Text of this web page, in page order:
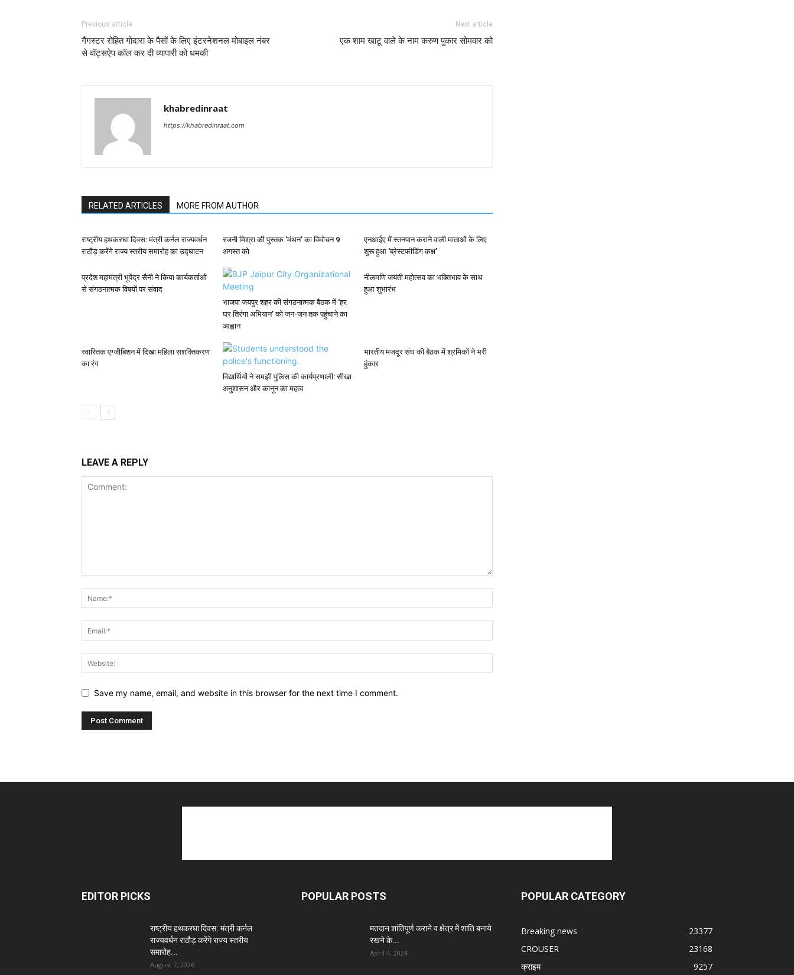
Previous article
गैंगस्टर रोहित गोदारा के पैसों के लिए इंटरनेशनल मोबाइल नंबर
से वॉट्सऐप कॉल कर दी व्यापारी को धमकी
Next article
एक शाम खाटू वाले के नाम करुण पुकार सोमवार को
khabredinraat
https://khabredinraat.com
RELATED ARTICLES MORE FROM AUTHOR
राष्ट्रीय हथकरघा दिवस: मंत्री कर्नल राज्यवर्धन
राठौड़ करेंगे राज्य स्तरीय समारोह का उद्घाटन
रजनी मिश्रा की पुस्तक ‘मंथन’ का विमोचन 9
अगस्त को
एनआईए में स्तनपान कराने वाली माताओं के लिए
शुरू हुआ ‘ब्रेस्टफीडिंग कक्ष’
प्रदेश महामंत्री भूपेंद्र सैनी ने किया कार्यकर्ताओं
से संगठनात्मक विषयों पर संवाद
भाजपा जयपुर शहर की संगठनात्मक बैठक में ‘हर
घर तिरंगा अभियान’ को जन-जन तक पहुंचाने का
आह्वान
नीलमणि जयंती महोत्सव का भक्तिभाव के साथ
हुआ शुभारंभ
स्वास्तिक एग्जीबिशन में दिखा महिला सशक्तिकरण
का रंग
विद्यार्थियों ने समझी पुलिस की कार्यप्रणाली: सीखा
अनुशासन और कानून का महत्व
भारतीय मजदूर संघ की बैठक में श्रमिकों ने भरी
हुंकार
LEAVE A REPLY
Save my name, email, and website in this browser for the next time I comment.
EDITOR PICKS
राष्ट्रीय हथकरघा दिवस: मंत्री कर्नल
राज्यवर्धन राठौड़ करेंगे राज्य स्तरीय
समारोह...
August 7, 2026
POPULAR POSTS
मतदान शांतिपूर्ण कराने व क्षेत्र में शांति बनाये
रखने के...
April 4, 2024
POPULAR CATEGORY
Breaking news
23377
CROUSER
23168
क्राइम
9257